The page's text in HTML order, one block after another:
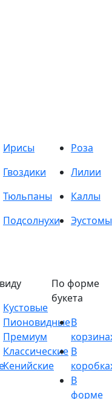
Ирисы
Роза
Гвоздики
Лилии
Тюльпаны
Каллы
Подсолнухи
Эустомы
Кустовые
Пионовидные
Премиум
Классические
Кенийские
По форме
букета
В
В
В
форме